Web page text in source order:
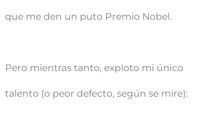
que me den un puto Premio Nobel.
Pero mientras tanto, exploto mi único
talento (o peor defecto, según se mire):